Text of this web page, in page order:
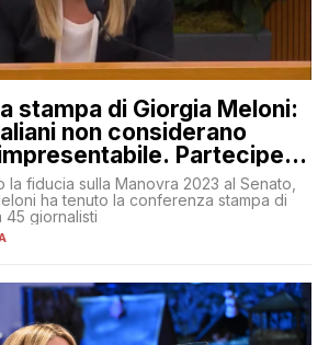
stampa di Giorgia Meloni:
non considerano
Parteciperò
fiducia sulla Manovra 2023 al Senato,
ha tenuto la conferenza stampa di
giornalisti